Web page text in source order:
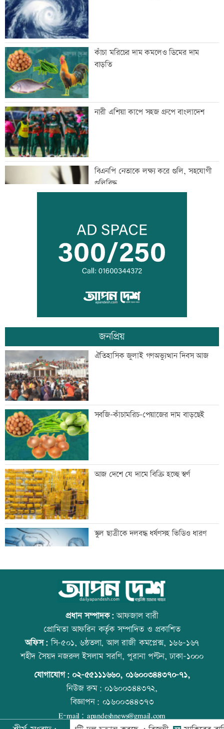
কাঁচা মরিচের দাম কমলেও ডিমের দাম
বাড়তি
নারী এশিয়া কাপে সহজ গ্রুপে বাংলাদেশ
বিএনপি নেতাকে লক্ষ্য করে গুলি, সহযোগী
গুলিবিদ্ধ
কর্মক্ষেত্রে দায়িত্ব পালনও ইবাদতের অংশ
শিশুদের সুরক্ষায় ব্যর্থ, মেটাকে সাড়ে ১১
হাজার কোটি টাকা জরিমানা
এক দিনের ব্যবধানে কমলো স্বর্ণের দাম, আজ
থেকেই কার্যকর
বগি লাইনচ্যুত, ঢাকা-ময়মনসিংহ রেল চলাচল
বন্ধ
যৌথ প্রতিরক্ষা চুক্তি স্বাক্ষরের পথে সৌদি-
তুরস্ক-পাকিস্তান
বিশ্ববাজারে ফের বাড়ল জ্বালানি তেলের দাম
সিলেটে দুই বাসের সংঘর্ষে প্রাণ গেল
আটজনের
দুপুরের মধ্যে ঝোড়ো হাওয়াসহ বজ্রবৃষ্টি হতে
পারে যেসব অঞ্চলে
ডিএমপির ১২ ঊর্ধ্বতন কর্মকর্তাকে বদলি
জনপ্রিয়
ঐতিহাসিক জুলাই গণঅভ্যুত্থান দিবস আজ
সবজি-কাঁচামরিচ-পেয়াজের দাম বাড়ছেই
আজ দেশে যে দামে বিক্রি হচ্ছে স্বর্ণ
স্কুল ছাত্রীকে দলবদ্ধ ধর্ষণসহ ভিডিও ধারণ
আজ বিশ্ব বন্ধু দিবস
প্রতিমন্ত্রীকে ঘিরে ভাইরাল ভিডিওতে ছবি
জুড়ে অপপ্রচার: এলিন
কোরআন-হাদিসে নামাজ না পড়ার শাস্তি
প্রধান সম্পাদক:আফজাল বারী
প্রোমিতা আফরিন কর্তৃক সম্পাদিত ও প্রকাশিত
অফিস:সি-৫০১, ৬ষ্ঠতলা, আল রাজী কমপ্লেক্স, ১৬৬-১৬৭
শহীদ সৈয়দ নজরুল ইসলাম সরণি, পুরানা পল্টন, ঢাকা-১০০০
যোগাযোগ: ০২-৫৫১১১৬৬০, ০১৬০০৩৪৪৩৭০-৭১,
নিউজ রুম:০১৬০০৩৪৪৩৭২,
বিজ্ঞাপন: ০১৬০০৩৪৪৩৭৩
E-mail: apandeshnews@gmail.com